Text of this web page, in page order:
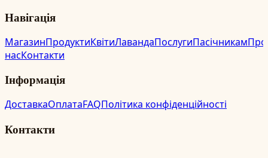
Навігація
МагазинПродуктиКвітиЛавандаПослугиПасічникамПро
насКонтакти
Інформація
ДоставкаОплатаFAQПолітика конфіденційності
Контакти